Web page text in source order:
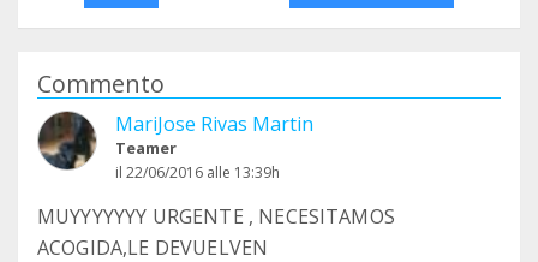
Commento
MariJose Rivas Martin
Teamer
il 22/06/2016 alle 13:39h
MUYYYYYYY URGENTE , NECESITAMOS
ACOGIDA,LE DEVUELVEN